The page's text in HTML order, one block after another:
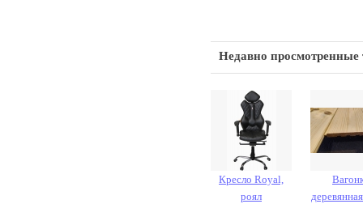
Недавно просмотренные
Кресло Royal,
роял